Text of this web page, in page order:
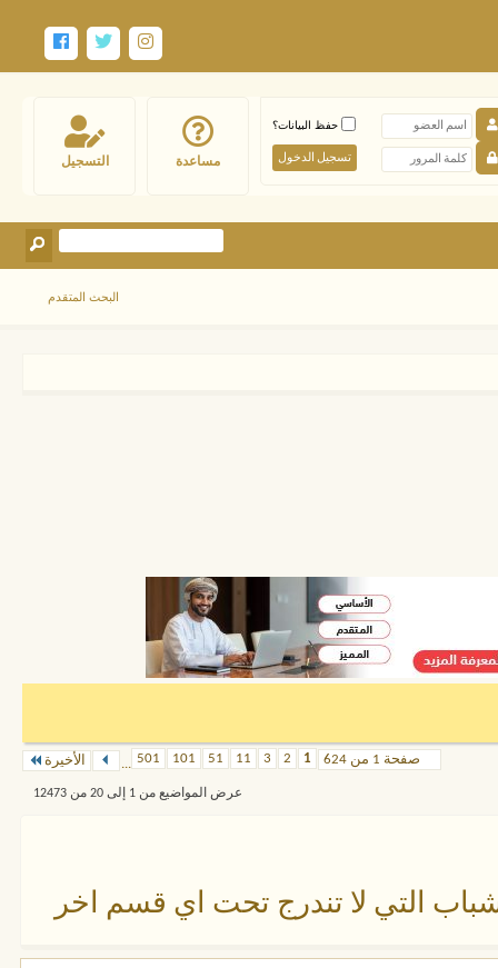
التسجيل مساعدة
حفظ البيانات؟
البحث المتقدم
صفحة 1 من 624 1
2
3
11
51
101
501
... الأخيرة
عرض المواضيع من 1 إلى 20 من 12473
التي لا تندرج تحت اي قسم اخر